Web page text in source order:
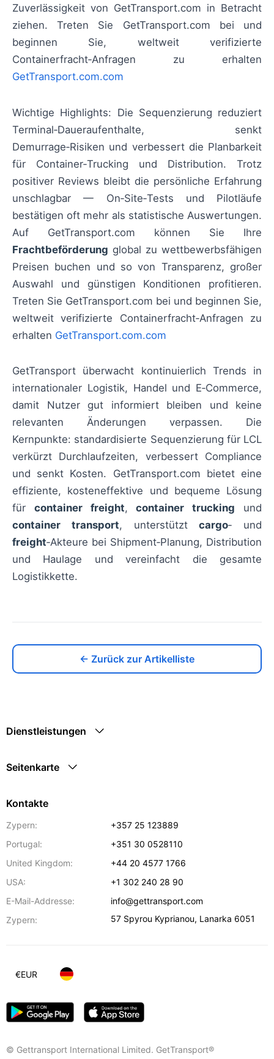
Zuverlässigkeit von GetTransport.com in Betracht
ziehen. Treten Sie GetTransport.com bei und
beginnen Sie, weltweit verifizierte
Containerfracht‑Anfragen zu erhalten
GetTransport.com.com
Wichtige Highlights: Die Sequenzierung reduziert
Terminal‑Daueraufenthalte, senkt
Demurrage‑Risiken und verbessert die Planbarkeit
für Container‑Trucking und Distribution. Trotz
positiver Reviews bleibt die persönliche Erfahrung
unschlagbar — On‑Site‑Tests und Pilotläufe
bestätigen oft mehr als statistische Auswertungen.
Auf GetTransport.com können Sie Ihre
Frachtbeförderung global zu wettbewerbsfähigen
Preisen buchen und so von Transparenz, großer
Auswahl und günstigen Konditionen profitieren.
Treten Sie GetTransport.com bei und beginnen Sie,
weltweit verifizierte Containerfracht‑Anfragen zu
erhalten GetTransport.com.com
GetTransport überwacht kontinuierlich Trends in
internationaler Logistik, Handel und E‑Commerce,
damit Nutzer gut informiert bleiben und keine
relevanten Änderungen verpassen. Die
Kernpunkte: standardisierte Sequenzierung für LCL
verkürzt Durchlaufzeiten, verbessert Compliance
und senkt Kosten. GetTransport.com bietet eine
effiziente, kosteneffektive und bequeme Lösung
für container freight,container trucking und
container transport, unterstütztcargo‑ und
freight‑Akteure bei Shipment‑Planung, Distribution
und Haulage und vereinfacht die gesamte
Logistikkette.
← Zurück zur Artikelliste
Dienstleistungen
Seitenkarte
Kontakte
Zypern:
+357 25 123889
Portugal:
+351 30 0528110
United Kingdom:
+44 20 4577 1766
USA:
+1 302 240 28 90
E-Mail-Addresse:
info@gettransport.com
Zypern:
57 Spyrou Kyprianou, Lanarka 6051
© Gettransport International Limited. GetTransport®
€EUR